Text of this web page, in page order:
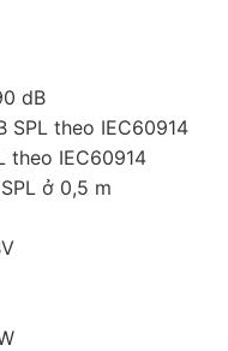
dB
theo IEC60914
theo IEC60914
ở 0,5 m